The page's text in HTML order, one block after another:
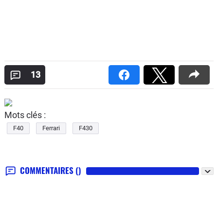
13
Mots clés :
F40 Ferrari F430
COMMENTAIRES ()